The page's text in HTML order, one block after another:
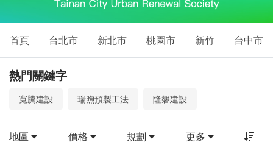
售
屋、
新
成
屋、
物
件
首頁 台北市 新北市 桃園市 新竹 台中市
熱門關鍵字
寬騰建設 瑞煦預製工法 隆磐建設
地區 價格 規劃 更多